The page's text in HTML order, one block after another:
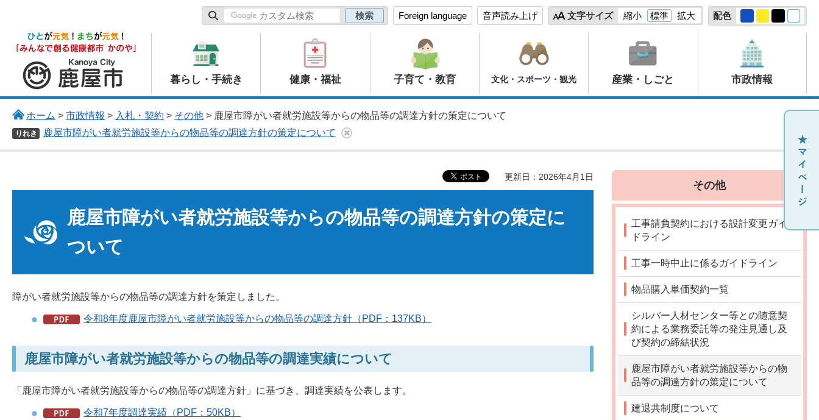
Foreign language 音声読み上げ 文字サイズ 縮小 標準 拡大 配色
鹿屋市
暮らし・手続き 健康・福祉 子育て・教育 文化・スポーツ・観光 産業・しごと 市政情報
ホーム > 市政情報 > 入札・契約 > その他> 鹿屋市障がい者就労施設等からの物品等の調達方針の策定について
りれき 鹿屋市障がい者就労施設等からの物品等の調達方針の策定について
更新日：2026年4月1日
鹿屋市障がい者就労施設等からの物品等の調達方針の策定に
ついて
障がい者就労施設等からの物品等の調達方針を策定しました。
令和8年度鹿屋市障がい者就労施設等からの物品等の調達方針（PDF：137KB）
鹿屋市障がい者就労施設等からの物品等の調達実績について
「鹿屋市障がい者就労施設等からの物品等の調達方針」に基づき、調達実績を公表します。
令和7年度調達実績（PDF：50KB）
その他
工事請負契約における設計変更ガイ
ドライン
工事一時中止に係るガイドライン
物品購入単価契約一覧
シルバー人材センター等との随意契
約による業務委託等の発注見通し及
び契約の締結状況
鹿屋市障がい者就労施設等からの物
品等の調達方針の策定について
建退共制度について